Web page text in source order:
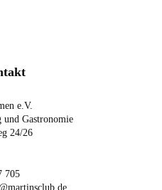
e.V.
und Gastronomie
24/26
705